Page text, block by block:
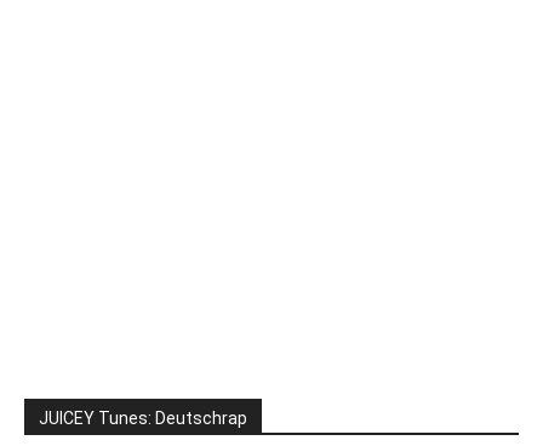
JUICEY Tunes: Deutschrap